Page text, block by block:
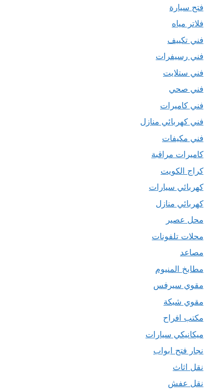
فتح سيارة
فلاتر مياه
فني تكييف
فني رسيفرات
فني ستلايت
فني صحي
فني كاميرات
فني كهربائي منازل
فني مكيفات
كاميرات مراقبة
كراج الكويت
كهربائي سيارات
كهربائي منازل
محل عصير
محلات تلفونات
مصاعد
مطابخ المنيوم
مقوي سيرفس
مقوي شبكة
مكتب افراح
ميكانيكي سيارات
نجار فتح ابواب
نقل اثاث
نقل عفش